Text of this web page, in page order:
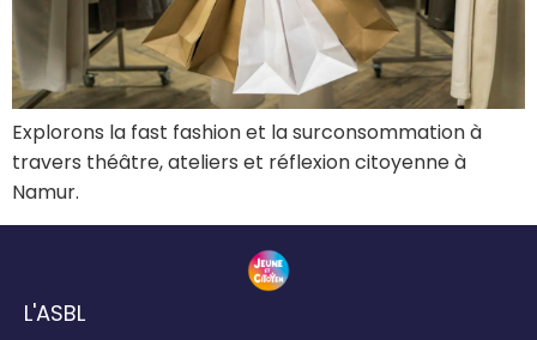
Explorons la fast fashion et la surconsommation à
travers théâtre, ateliers et réflexion citoyenne à
Namur.
L'ASBL